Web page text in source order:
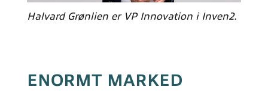
Halvard Grønlien er VP Innovation i Inven2.
ENORMT MARKED